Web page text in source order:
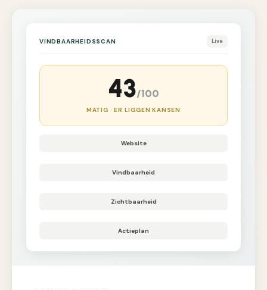
VINDBAARHEIDSSCAN Live
43/100
MATIG · ER LIGGEN KANSEN
Website
Vindbaarheid
Zichtbaarheid
Actieplan